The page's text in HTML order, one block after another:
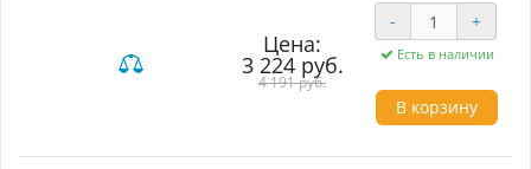
перенапряжений, перегрузок и коротких
замыканий. Поддерживает подключение до 3
фаз с номинальным током 63А и
максимальным током отключения 6кA.
Идеален для защиты бытовых и коммерческих
Цена:
3 224 руб.
4 191 руб.
- +
Есть в наличии
В корзину